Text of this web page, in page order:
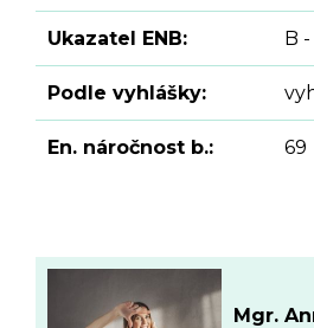
Ukazatel ENB: B
Podle vyhlášky:
En. náročnost b.: 69
Mgr.